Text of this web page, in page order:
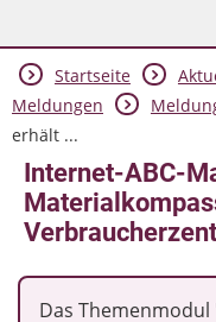
Startseite
Meldungen
erhält ...
Internet-ABC-
Das Themenmodul